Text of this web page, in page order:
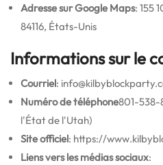
Adresse sur Google Maps: 155
84116, États-Unis
Informations sur le
Courriel:
Numéro de téléphone801-
l'État de l'Utah)
Site officiel: https://
Liens vers les médias sociaux: